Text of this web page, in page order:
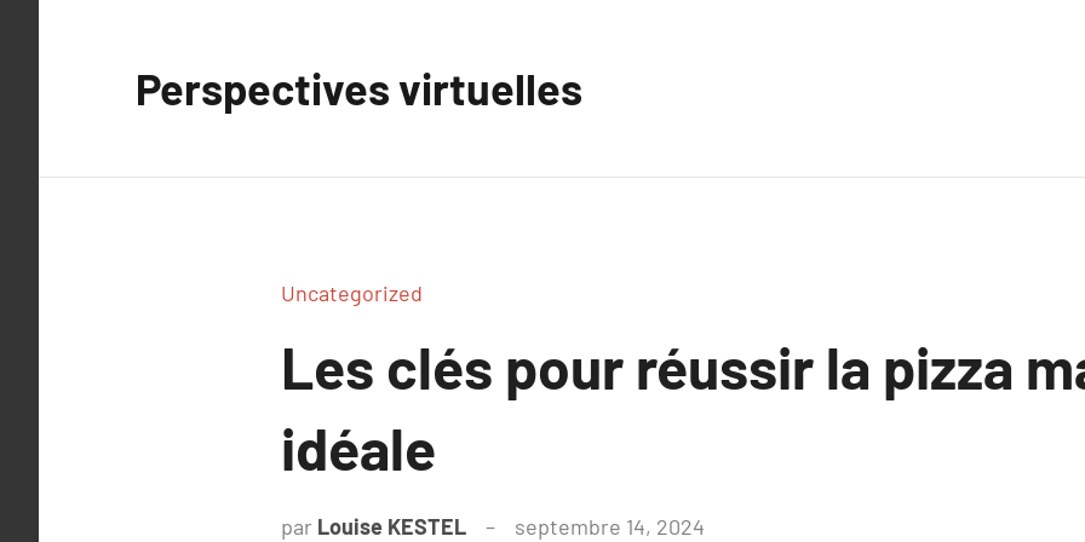
Perspectives virtuelles
Uncategorized
Les clés pour réussir la pizza
idéale
par Louise KESTEL septembre 14, 2024